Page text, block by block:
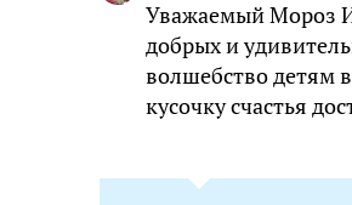
Уважаемый Мороз
добрых и
волшебство детям
кусочку счастья